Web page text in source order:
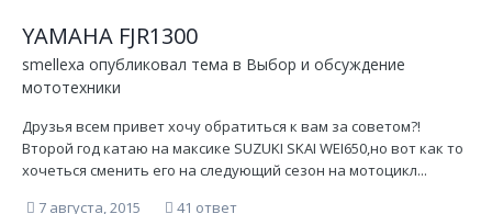
YAMAHA FJR1300
smellexa опубликовал тема в Выбор и обсуждение
мототехники
Друзья всем привет хочу обратиться к вам за советом?!
Второй год катаю на максике SUZUKI SKAI WEI650,но вот как то
хочеться сменить его на следующий сезон на мотоцикл...
7 августа, 2015
41 ответ